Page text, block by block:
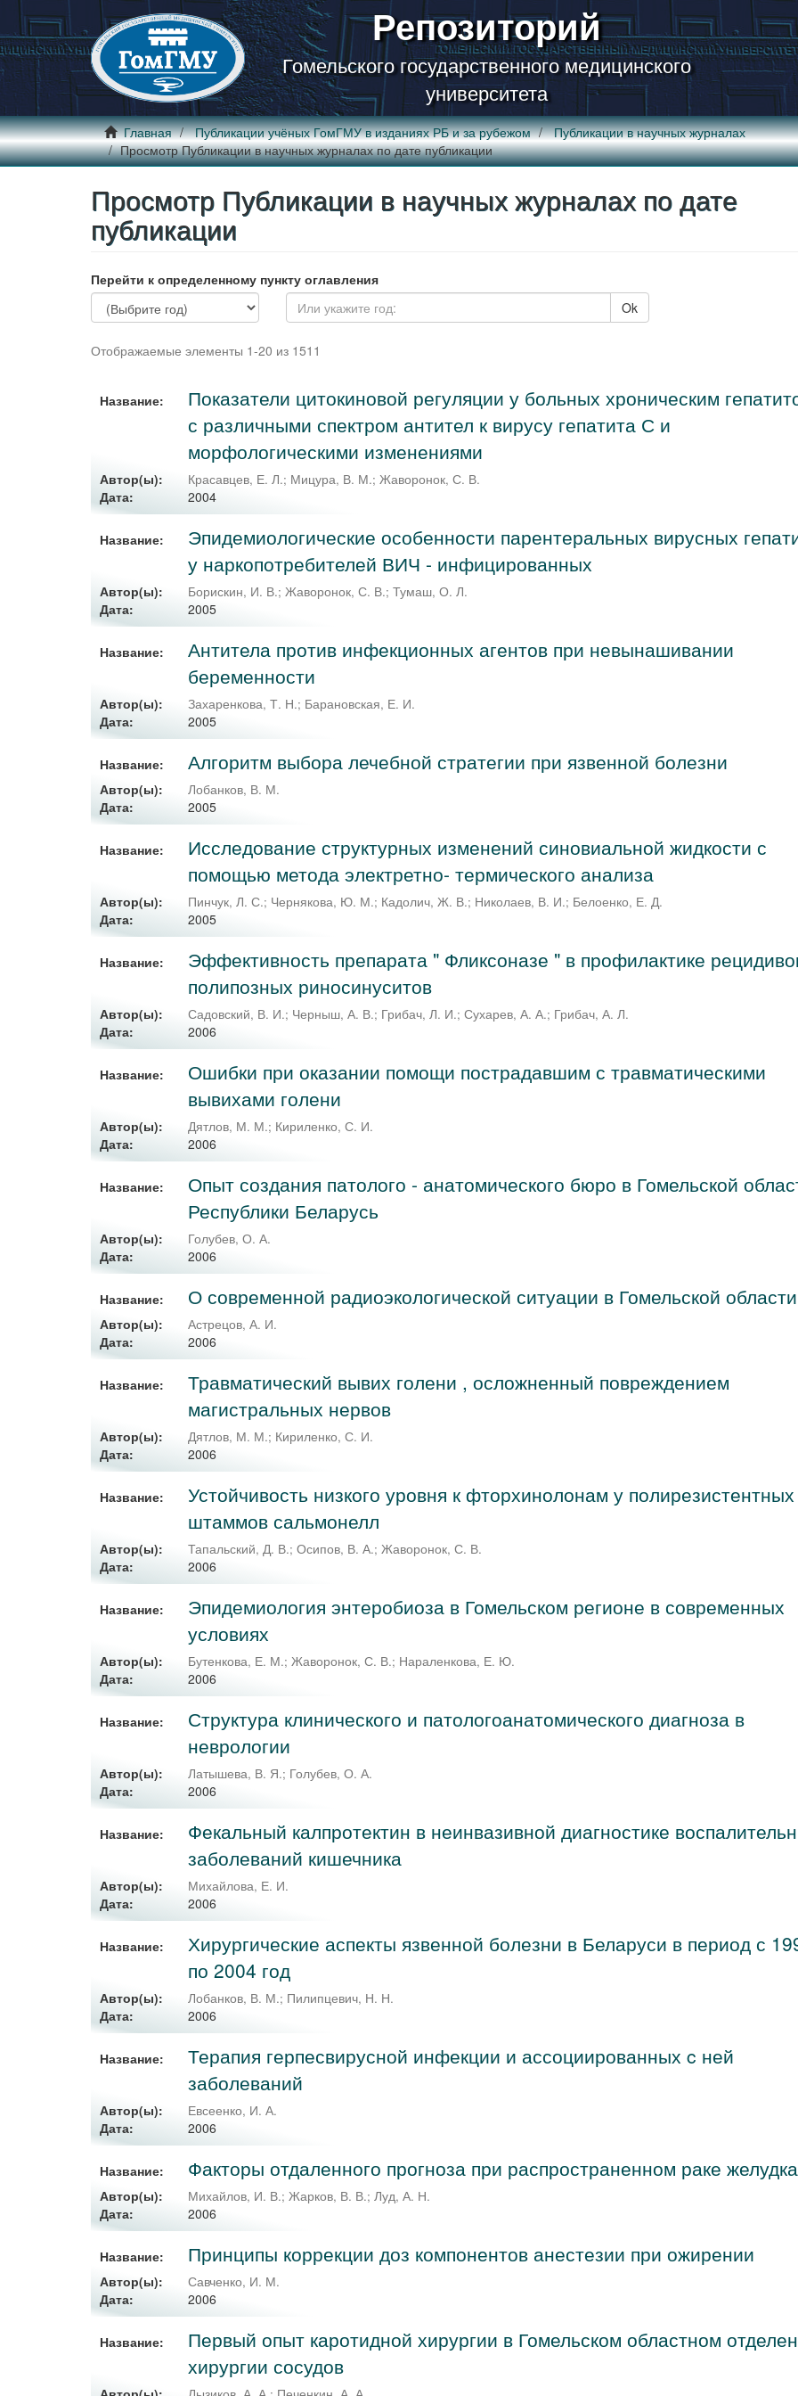
Репозиторий
Гомельского государственного медицинского
университета
Главная Публикации учёных ГомГМУ в изданиях РБ и за рубежом
Публикации в научных журналах
Просмотр Публикации в научных журналах по дате публикации
Просмотр Публикации в научных журналах по дате
публикации
Перейти к определенному пункту оглавления
Ok
Отображаемые элементы 1-20 из 1511
Название:
Показатели цитокиновой регуляции у больных хроническим
с различными спектром антител к вирусу гепатита С и
морфологическими изменениями
Автор(ы): Красавцев, Е. Л.; Мицура, В. М.;Жаворонок, С. В.
Дата:
2004
Название:
Эпидемиологические особенности парентеральных вирусных
у наркопотребителей ВИЧ - инфицированных
Автор(ы): Борискин, И. В.;Жаворонок, С. В.;Тумаш, О. Л.
Дата:
2005
Название:
Антитела против инфекционных агентов при невынашивании
беременности
Автор(ы): Захаренкова, Т. Н.; Барановская, Е. И.
Дата:
2005
Название: Алгоритм выбора лечебной стратегии при язвенной болезни
Автор(ы):
Лобанков, В. М.
Дата:
2005
Название:
Исследование структурных изменений синовиальной жидкости с
помощью метода электретно- термического анализа
Автор(ы): Пинчук, Л. С.; Чернякова, Ю. М.; Кадолич, Ж. В.; Николаев, В. И.; Белоенко, Е. Д.
Дата:
2005
Название:
Эффективность препарата " Фликсоназе " в профилактике
полипозных риносинуситов
Автор(ы): Садовский, В. И.; Черныш, А. В.; Грибач, Л. И.;Сухарев, А. А.; Грибач, А. Л.
Дата:
2006
Название:
Ошибки при оказании помощи пострадавшим с травматическими
вывихами голени
Автор(ы): Дятлов, М. М.; Кириленко, С. И.
Дата:
2006
Название:
Опыт создания патолого - анатомического бюро в Гомельской
Республики Беларусь
Автор(ы):
Голубев, О. А.
Дата:
2006
Название: О современной радиоэкологической ситуации в Гомельской области
Автор(ы):
Астрецов, А. И.
Дата:
2006
Название:
Травматический вывих голени , осложненный повреждением
магистральных нервов
Автор(ы): Дятлов, М. М.; Кириленко, С. И.
Дата:
2006
Название:
Устойчивость низкого уровня к фторхинолонам у полирезистентных
штаммов сальмонелл
Автор(ы): Тапальский, Д. В.;Осипов, В. А.;Жаворонок, С. В.
Дата:
2006
Название:
Эпидемиология энтеробиоза в Гомельском регионе в современных
условиях
Автор(ы): Бутенкова, Е. М.;Жаворонок, С. В.; Нараленкова, Е. Ю.
Дата:
2006
Название:
Структура клинического и патологоанатомического диагноза в
неврологии
Автор(ы): Латышева, В. Я.; Голубев, О. А.
Дата:
2006
Название:
Фекальный калпротектин в неинвазивной диагностике
заболеваний кишечника
Автор(ы):
Михайлова, Е. И.
Дата:
2006
Название:
Хирургические аспекты язвенной болезни в Беларуси в период с
по 2004 год
Автор(ы): Лобанков, В. М.; Пилипцевич, Н. Н.
Дата:
2006
Название:
Терапия герпесвирусной инфекции и ассоциированных c ней
заболеваний
Автор(ы):
Евсеенко, И. А.
Дата:
2006
Название: Факторы отдаленного прогноза при распространенном раке желудка
Автор(ы): Михайлов, И. В.;Жарков, В. В.;Луд, А. Н.
Дата:
2006
Название: Принципы коррекции доз компонентов анестезии при ожирении
Автор(ы):
Савченко, И. М.
Дата:
2006
Название:
Первый опыт каротидной хирургии в Гомельском областном
хирургии сосудов